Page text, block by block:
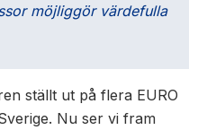
möjliggör värdefulla
ställt ut på flera EURO
Nu ser vi fram